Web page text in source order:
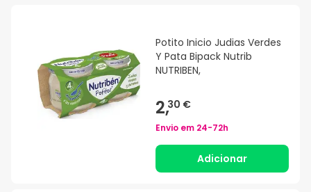
Potito Inicio Judias Verdes
Y Pata Bipack Nutrib
NUTRIBEN,
2,30 €
Envio em 24-72h
Adicionar